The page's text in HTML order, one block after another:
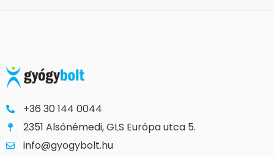
+36 30 144 0044
2351 Alsónémedi, GLS Európa utca 5.
info@gyogybolt.hu